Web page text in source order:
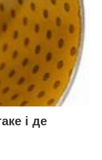
і де